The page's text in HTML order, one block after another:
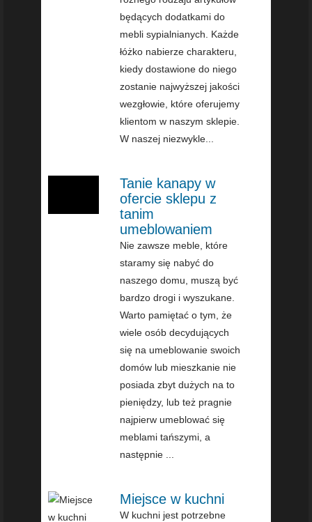
będących dodatkami do
mebli sypialnianych. Każde
łóżko nabierze charakteru,
kiedy dostawione do niego
zostanie najwyższej jakości
wezgłowie, które oferujemy
klientom w naszym sklepie.
W naszej niezwykle...
Tanie kanapy w
ofercie sklepu z
tanim
umeblowaniem
Nie zawsze meble, które
staramy się nabyć do
naszego domu, muszą być
bardzo drogi i wyszukane.
Warto pamiętać o tym, że
wiele osób decydujących
się na umeblowanie swoich
domów lub mieszkanie nie
posiada zbyt dużych na to
pieniędzy, lub też pragnie
najpierw umeblować się
meblami tańszymi, a
następnie ...
Miejsce w kuchni
W kuchni jest potrzebne